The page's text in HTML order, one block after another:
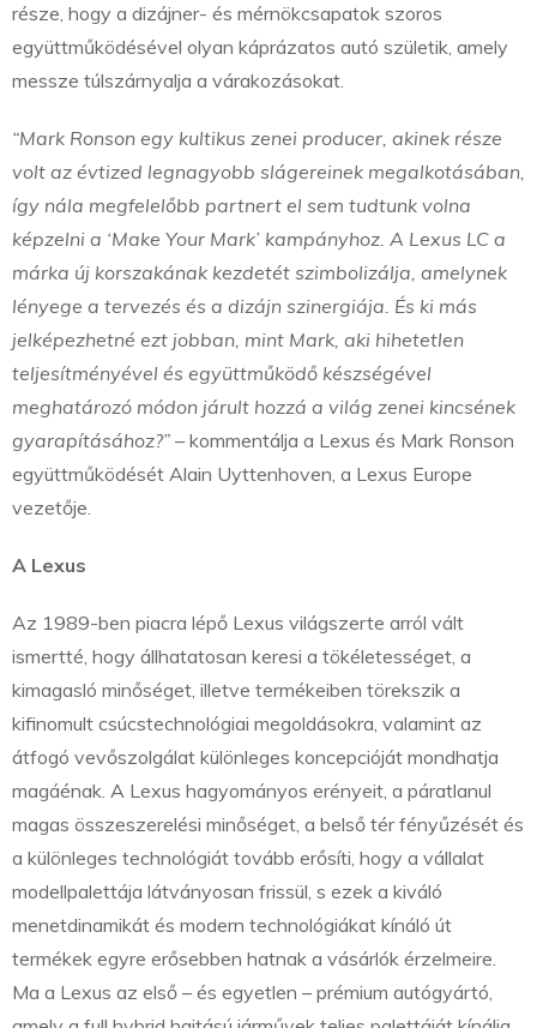
része, hogy a dizájner- és mérnökcsapatok szoros
együttműködésével olyan káprázatos autó születik, amely
messze túlszárnyalja a várakozásokat.
“Mark Ronson egy kultikus zenei producer, akinek része
volt az évtized legnagyobb slágereinek megalkotásában,
így nála megfelelőbb partnert el sem tudtunk volna
képzelni a ‘Make Your Mark’ kampányhoz. A Lexus LC a
márka új korszakának kezdetét szimbolizálja, amelynek
lényege a tervezés és a dizájn szinergiája. És ki más
jelképezhetné ezt jobban, mint Mark, aki hihetetlen
teljesítményével és együttműködő készségével
meghatározó módon járult hozzá a világ zenei kincsének
gyarapításához?” – kommentálja a Lexus és Mark Ronson
együttműködését Alain Uyttenhoven, a Lexus Europe
vezetője.
A Lexus
Az 1989-ben piacra lépő Lexus világszerte arról vált
ismertté, hogy állhatatosan keresi a tökéletességet, a
kimagasló minőséget, illetve termékeiben törekszik a
kifinomult csúcstechnológiai megoldásokra, valamint az
átfogó vevőszolgálat különleges koncepcióját mondhatja
magáénak. A Lexus hagyományos erényeit, a páratlanul
magas összeszerelési minőséget, a belső tér fényűzését és
a különleges technológiát tovább erősíti, hogy a vállalat
modellpalettája látványosan frissül, s ezek a kiváló
menetdinamikát és modern technológiákat kínáló út
termékek egyre erősebben hatnak a vásárlók érzelmeire.
Ma a Lexus az első – és egyetlen – prémium autógyártó,